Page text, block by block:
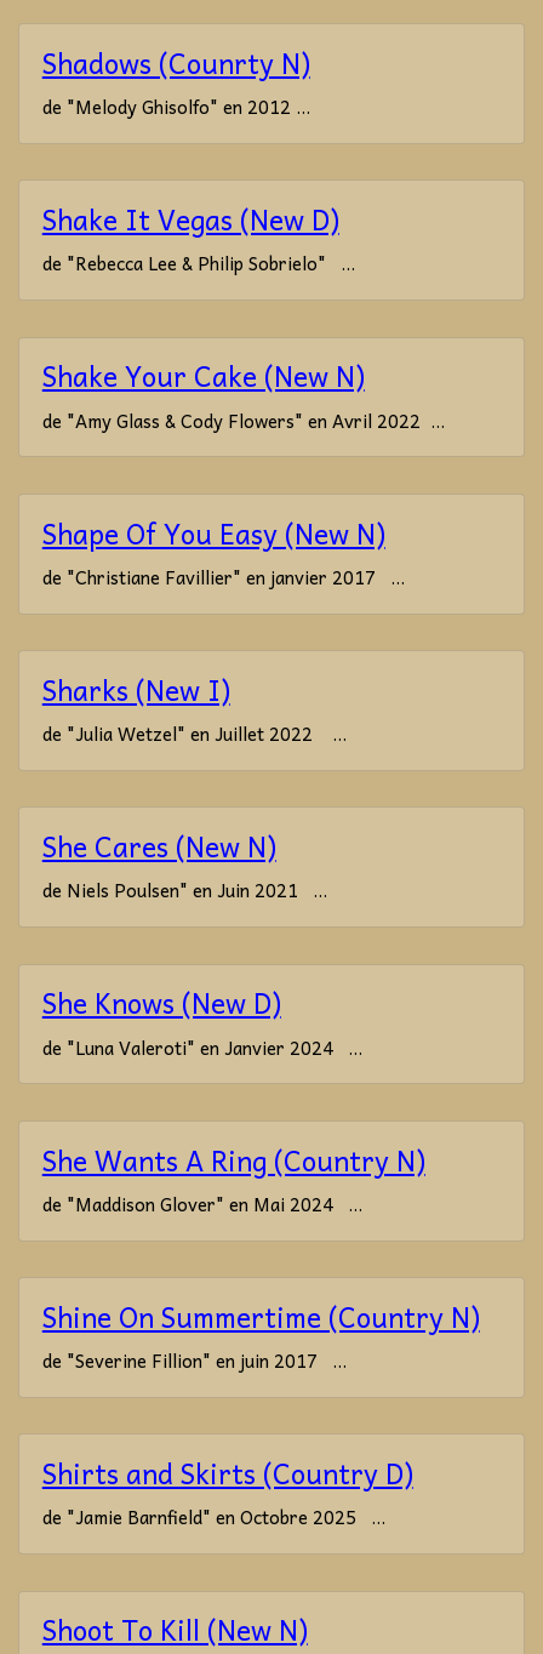
Shadows (Counrty N)
de "Melody Ghisolfo" en 2012 ...
Shake It Vegas (New D)
de "Rebecca Lee & Philip Sobrielo" ...
Shake Your Cake (New N)
de "Amy Glass & Cody Flowers" en Avril 2022 ...
Shape Of You Easy (New N)
de "Christiane Favillier" en janvier 2017 ...
Sharks (New I)
de "Julia Wetzel" en Juillet 2022 ...
She Cares (New N)
de Niels Poulsen" en Juin 2021 ...
She Knows (New D)
de "Luna Valeroti" en Janvier 2024 ...
She Wants A Ring (Country N)
de "Maddison Glover" en Mai 2024 ...
Shine On Summertime (Country N)
de "Severine Fillion" en juin 2017 ...
Shirts and Skirts (Country D)
de "Jamie Barnfield" en Octobre 2025 ...
Shoot To Kill (New N)